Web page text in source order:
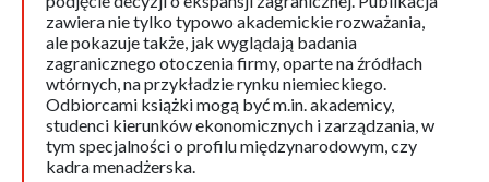
zawiera nie tylko typowo akademickie rozważania,
ale pokazuje także, jak wyglądają badania
zagranicznego otoczenia firmy, oparte na źródłach
wtórnych, na przykładzie rynku niemieckiego.
Odbiorcami książki mogą być m.in. akademicy,
studenci kierunków ekonomicznych i zarządzania, w
tym specjalności o profilu międzynarodowym, czy
kadra menadżerska.